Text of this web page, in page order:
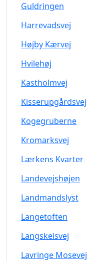
Guldringen
Harrevadsvej
Højby Kærvej
Hvilehøj
Kastholmvej
Kisserupgårdsvej
Kogegruberne
Kromarksvej
Lærkens Kvarter
Landevejshøjen
Landmandslyst
Langetoften
Langskelsvej
Lavringe Mosevej